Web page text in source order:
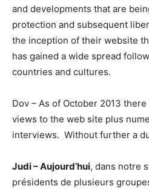
and developments that are
protection and subsequent
the inception of their website
has gained a wide spread
countries and cultures.
Dov – As of October 2013
views to the web site plus
interviews. Without further a
Judi – Aujourd’hui, dans notre
présidents de plusieurs